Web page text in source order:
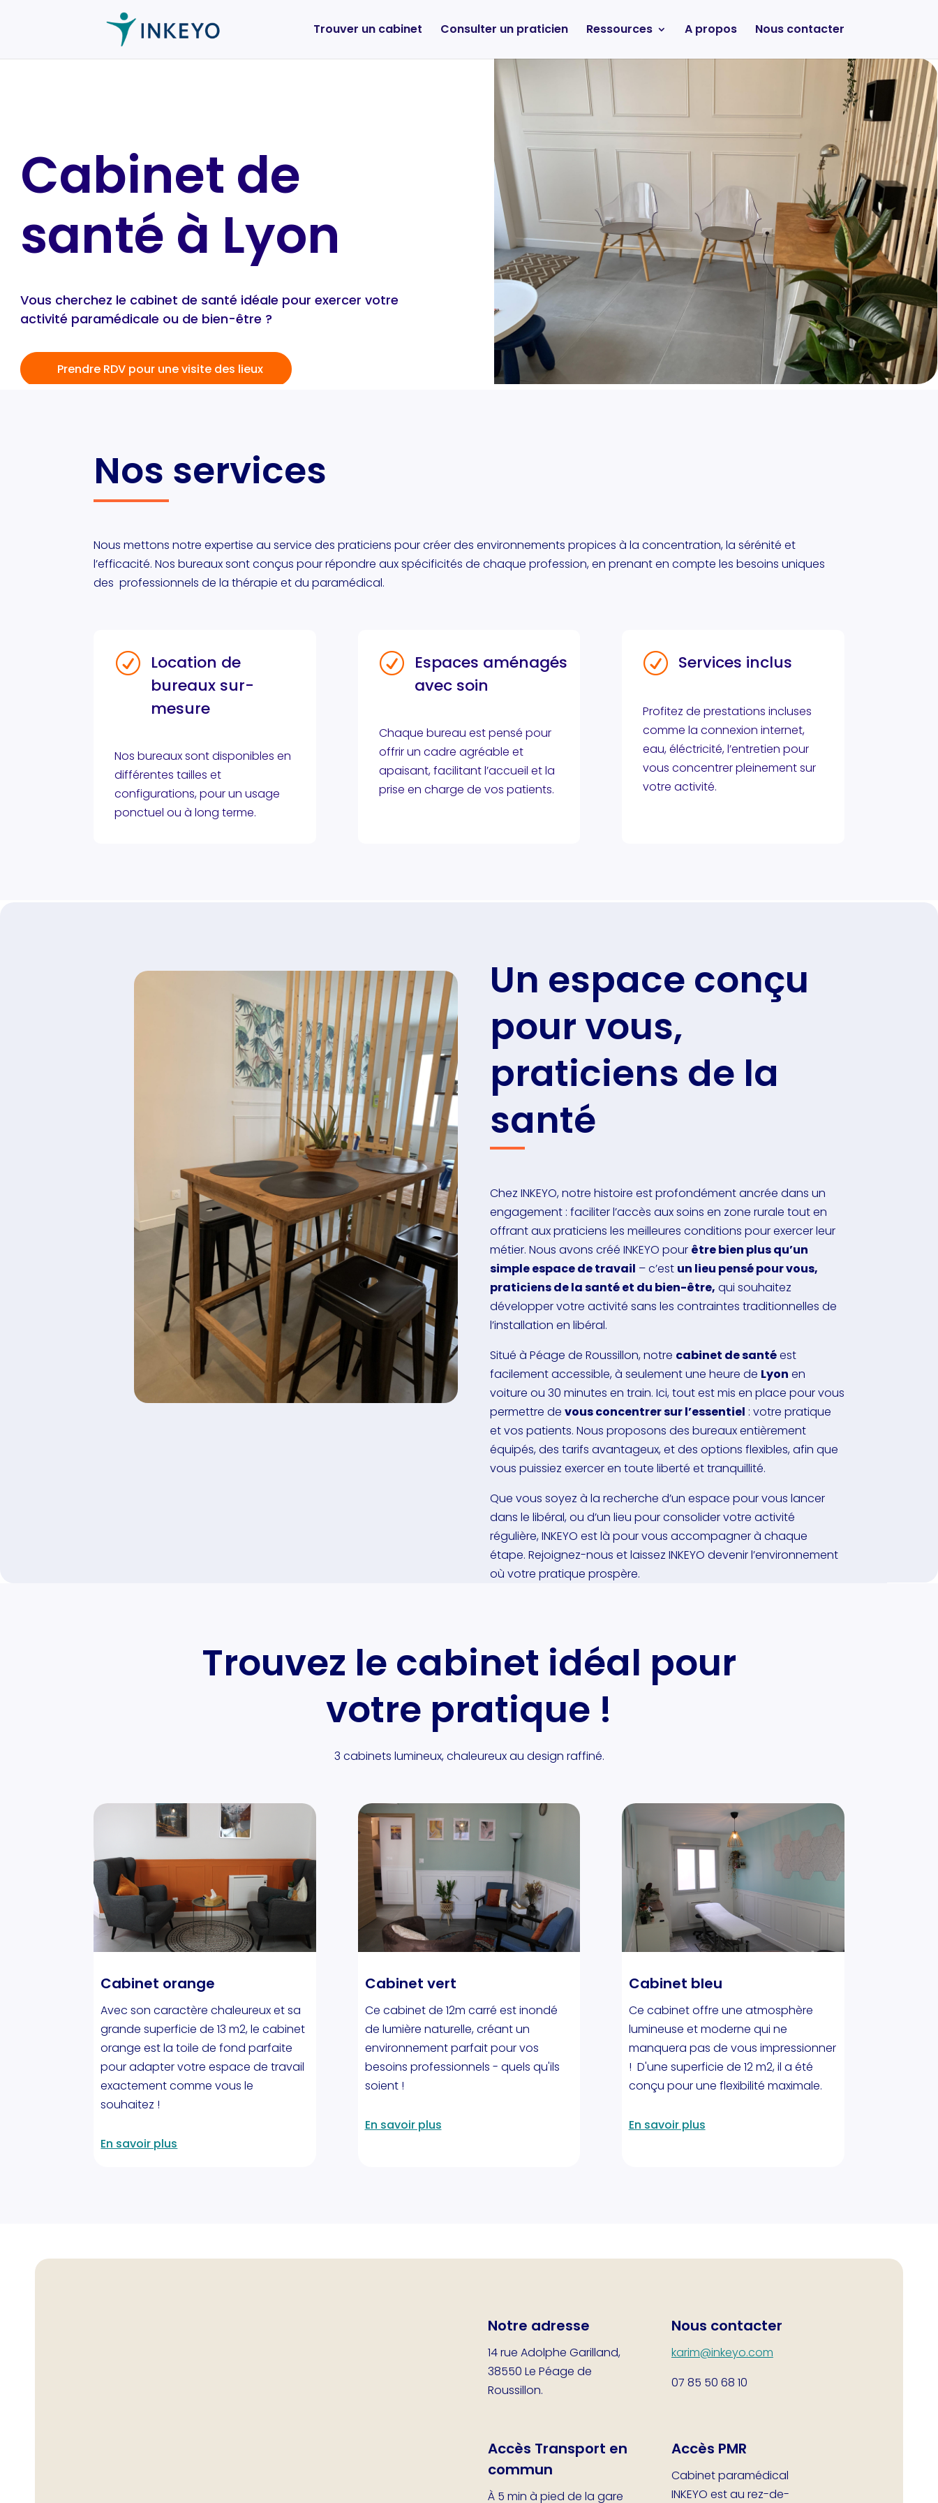
Trouver un cabinet Consulter un praticien Ressources A propos Nous contacter
Cabinet de
santé à Lyon
Vous cherchez le cabinet de santé idéale pour exercer votre
activité paramédicale ou de bien-être ?
Prendre RDV pour une visite des lieux
Nos services
Nous mettons notre expertise au service des praticiens pour créer des environnements propices à la concentration, la sérénité et
l’efficacité. Nos bureaux sont conçus pour répondre aux spécificités de chaque profession, en prenant en compte les besoins uniques
des professionnels de la thérapie et du paramédical.
R Location de
bureaux sur-
mesure
Nos bureaux sont disponibles en
différentes tailles et
configurations, pour un usage
ponctuel ou à long terme.
R Espaces aménagés
avec soin
Chaque bureau est pensé pour
offrir un cadre agréable et
apaisant, facilitant l’accueil et la
prise en charge de vos patients.
R Services inclus
Profitez de prestations incluses
comme la connexion internet,
eau, éléctricité, l’entretien pour
vous concentrer pleinement sur
votre activité.
Un espace conçu
pour vous,
praticiens de la
santé
Chez INKEYO, notre histoire est profondément ancrée dans un
engagement : faciliter l’accès aux soins en zone rurale tout en
offrant aux praticiens les meilleures conditions pour exercer leur
métier. Nous avons créé INKEYO pour être bien plus qu’un
simple espace de travail – c’est un lieu pensé pour vous,
praticiens de la santé et du bien-être, qui souhaitez
développer votre activité sans les contraintes traditionnelles de
l’installation en libéral.
Situé à Péage de Roussillon, notre cabinet de santéest
facilement accessible, à seulement une heure de Lyon en
voiture ou 30 minutes en train. Ici, tout est mis en place pour vous
permettre de vous concentrer sur l’essentiel : votre pratique
et vos patients. Nous proposons des bureaux entièrement
équipés, des tarifs avantageux, et des options flexibles, afin que
vous puissiez exercer en toute liberté et tranquillité.
Que vous soyez à la recherche d’un espace pour vous lancer
dans le libéral, ou d’un lieu pour consolider votre activité
régulière, INKEYO est là pour vous accompagner à chaque
étape. Rejoignez-nous et laissez INKEYO devenir l’environnement
où votre pratique prospère.
Trouvez le cabinet idéal pour
votre pratique !
3 cabinets lumineux, chaleureux au design raffiné.
Cabinet orange
Avec son caractère chaleureux et sa
grande superficie de 13 m2, le cabinet
orange est la toile de fond parfaite
pour adapter votre espace de travail
exactement comme vous le
souhaitez !
En savoir plus
Cabinet vert
Ce cabinet de 12m carré est inondé
de lumière naturelle, créant un
environnement parfait pour vos
besoins professionnels - quels qu'ils
soient !
En savoir plus
Cabinet bleu
Ce cabinet offre une atmosphère
lumineuse et moderne qui ne
manquera pas de vous impressionner
! D'une superficie de 12 m2, il a été
conçu pour une flexibilité maximale.
En savoir plus
Notre adresse
14 rue Adolphe Garilland,
38550 Le Péage de
Roussillon.
Nous contacter
karim@inkeyo.com
07 85 50 68 10
Accès Transport en
commun
À 5 min à pied de la gare
Accès PMR
Cabinet paramédical
INKEYO est au rez-de-